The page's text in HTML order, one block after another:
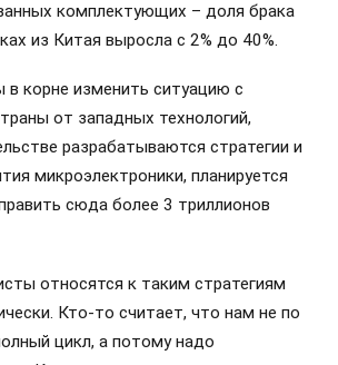
комплектующих – доля брака
из Китая выросла с 2% до 40%.
в корне изменить ситуацию с
от западных технологий,
разрабатываются стратегии и
микроэлектроники, планируется
сюда более 3 триллионов
относятся к таким стратегиям
Кто-то считает, что нам не по
цикл, а потому надо